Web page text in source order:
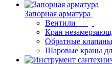
Запорная арматура
Вентили
Кран
Обратные клапаны
Шаровые краны